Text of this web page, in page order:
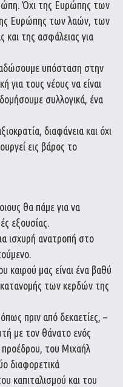
Όχι της Ευρώπης των
Ευρώπης των λαών, των
και της ασφάλειας για
υπόσταση στην
για τους νέους να είναι
συλλογικά, ένα
διαφάνεια και όχι
εις βάρος το
θα πάμε για να
εξουσίας.
ισχυρή ανατροπή στο
καιρού μας είναι ένα βαθύ
των κερδών της
πριν από δεκαετίες, –
με τον θάνατο ενός
προέδρου, του Μιχαήλ
διαφορετικά
καπιταλισμού και του